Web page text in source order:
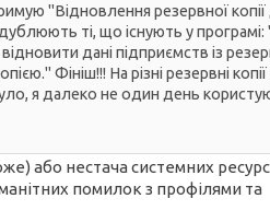
"Відновлення резервної копії
ті, що існують у програмі:
дані підприємств із
Фініш!!! На різні резервні копії
я далеко не один день
або нестача системних
помилок з профілями та